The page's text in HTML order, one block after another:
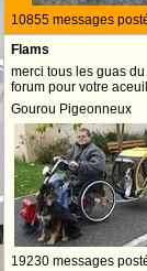
10855 messages
Flams
merci tous les guas du
forum pour votre
Gourou Pigeonneux
19230 messages